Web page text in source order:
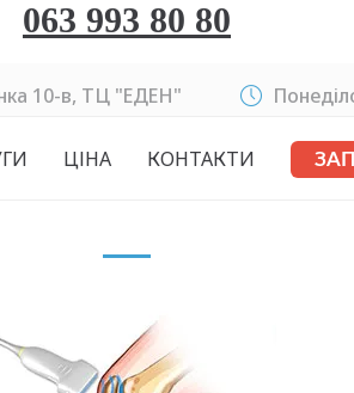
063 993 80 80
10-в, ТЦ "ЕДЕН"
ЦІНА КОНТАКТИ